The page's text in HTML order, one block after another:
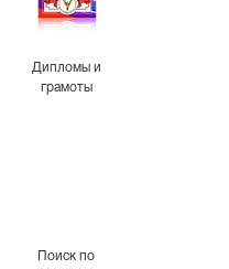
Дипломы и
грамоты
Поиск по